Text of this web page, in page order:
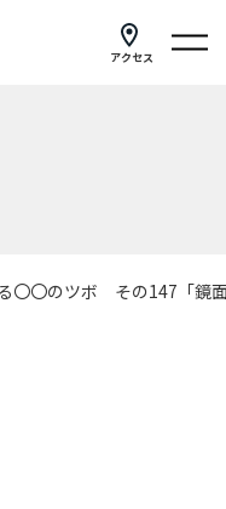
アクセス
〇〇のツボ その147「鏡